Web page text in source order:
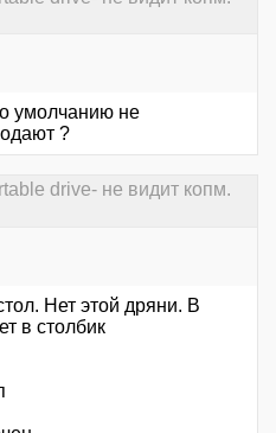
умолчанию не
?
drive- не видит копм.
Нет этой дряни. В
в столбик